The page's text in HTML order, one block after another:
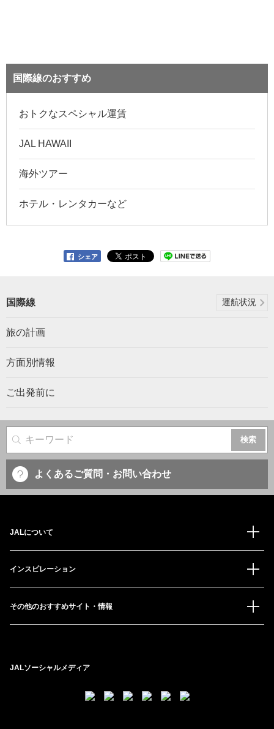
国際線のおすすめ
おトクなスペシャル運賃
JAL HAWAII
海外ツアー
ホテル・レンタカーなど
シェア
国際線 運航状況
旅の計画
方面別情報
ご出発前に
サイト内検索
よくあるご質問・お問い合わせ
JALについて
インスピレーション
その他のおすすめサイト・情報
JALソーシャルメディア